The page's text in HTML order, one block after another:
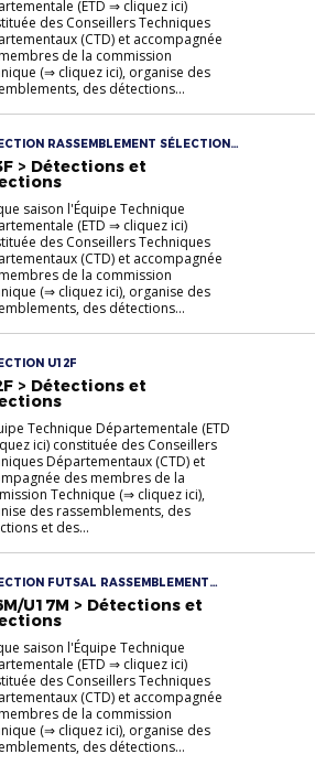
(ETD ⇒ cliquez ici)
des Conseillers Techniques
(CTD) et accompagnée
de la commission
(⇒ cliquez ici), organise des
des détections...
RASSEMBLEMENT SÉLECTION
> Détections et
saison l'Équipe Technique
(ETD ⇒ cliquez ici)
des Conseillers Techniques
(CTD) et accompagnée
de la commission
(⇒ cliquez ici), organise des
des détections...
U12F
> Détections et
Technique Départementale (ETD
ici) constituée des Conseillers
Départementaux (CTD) et
des membres de la
Technique (⇒ cliquez ici),
des rassemblements, des
et des...
FUTSAL RASSEMBLEMENT
U16M U17M
U17M > Détections et
saison l'Équipe Technique
(ETD ⇒ cliquez ici)
des Conseillers Techniques
(CTD) et accompagnée
de la commission
(⇒ cliquez ici), organise des
des détections...